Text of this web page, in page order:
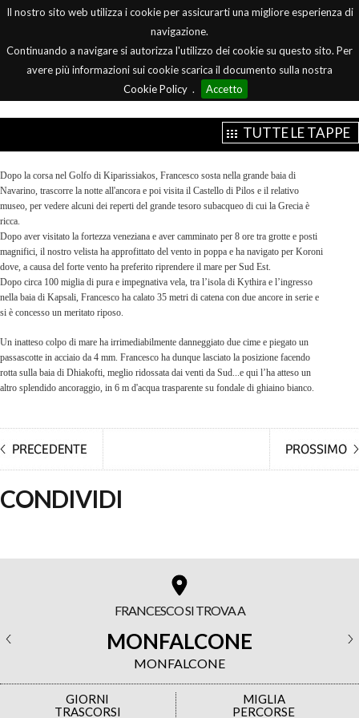
Il nostro sito web utilizza i cookie per assicurarti una migliore esperienza di
navigazione.
Continuando a navigare si autorizza l'utilizzo dei cookie su questo sito. Per
avere più informazioni sui cookie scarica il documento sulla nostra
Cookie Policy . Accetto
TUTTE LE TAPPE
Dopo la corsa nel Golfo di Kiparissiakos, Francesco sosta nella grande baia di
Navarino, trascorre la notte all'ancora e poi visita il Castello di Pilos e il relativo
museo, per vedere alcuni dei reperti del grande tesoro subacqueo di cui la Grecia è
ricca.
Dopo aver visitato la fortezza veneziana e aver camminato per 8 ore tra grotte e posti
magnifici, il nostro velista ha approfittato del vento in poppa e ha navigato per Koroni
dove, a causa del forte vento ha preferito riprendere il mare per Sud Est.
Dopo circa 100 miglia di pura e impegnativa vela, tra l’isola di Kythira e l’ingresso
nella baia di Kapsali, Francesco ha calato 35 metri di catena con due ancore in serie e
si è concesso un meritato riposo.
Un inatteso colpo di mare ha irrimediabilmente danneggiato due cime e piegato un
passascotte in acciaio da 4 mm. Francesco ha dunque lasciato la posizione facendo
rotta sulla baia di Dhiakofti, meglio ridossata dai venti da Sud...e qui l’ha atteso un
altro splendido ancoraggio, in 6 m d'acqua trasparente su fondale di ghiaino bianco.
CONDIVIDI
FRANCESCO SI TROVA A
MONFALCONE
MONFALCONE
GIORNI
TRASCORSI
MIGLIA
PERCORSE